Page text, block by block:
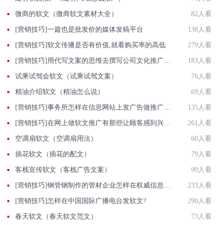
微商的软文（微商软文素材大全） 82人看
[营销技巧]一篇也是批发价的媒体发稿平台 138人看
[营销技巧]软文传播是否有价值,就看购买率的高低 279人看
[营销技巧]用代写文案的思维去撰写公司文化推广稿,效果立即有效 183人看
试乘试驾会软文（试乘试驾文案） 76人看
精油介绍软文（精油怎么说） 69人看
[营销技巧]事务所怎样在信息网站上发广告做推广提高产品知名度呢 135人看
[营销技巧]在网上做软文推广有那些让顾客感到兴奋的特点? 261人看
空调扇软文（空调扇用法） 60人看
插花软文（插花的配文） 79人看
客栈宣传软文（客栈广告文案） 99人看
[营销技巧]钢管钢制作的管材企业怎样在权威信息门户网站发稿? 233人看
[营销技巧]怎样在中国国际广播电台发软文? 290人看
春天软文（春天软文范文） 73人看